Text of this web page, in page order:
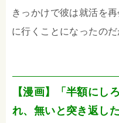
きっかけで彼は就活を
に行くことになったの
【漫画】「半額にし
れ、無いと突き返し